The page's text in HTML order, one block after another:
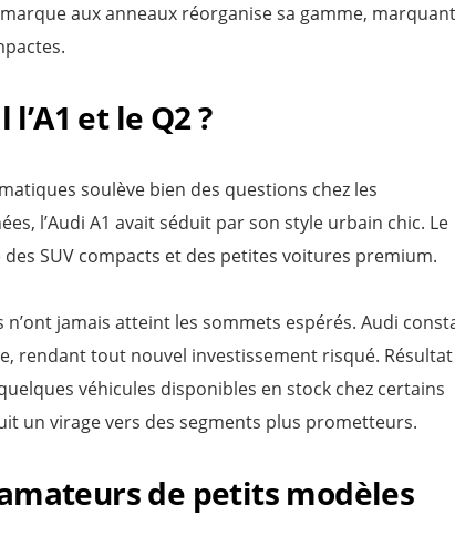
aux anneaux réorganise sa gamme, marquant
et le Q2 ?
soulève bien des questions chez les
l’Audi A1 avait séduit par son style urbain chic. Le
SUV compacts et des petites voitures premium.
jamais atteint les sommets espérés. Audi
rendant tout nouvel investissement risqué. Résultat
véhicules disponibles en stock chez certains
un virage vers des segments plus prometteurs.
de petits modèles